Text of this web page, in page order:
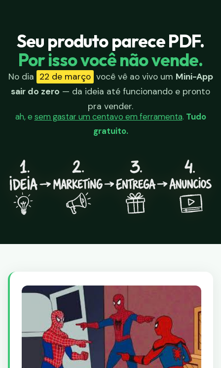
Seu produto parece PDF.
Por isso você não vende.
No dia 22 de março você vê ao vivo um Mini-App
sair do zero — da ideia até funcionando e pronto
pra vender.
ah, e sem gastar um centavo em ferramenta. Tudo
gratuito.